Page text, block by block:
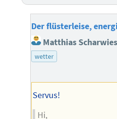
Der flüsterleise,
Matthias Scharwies
wetter
Servus!
Hi,